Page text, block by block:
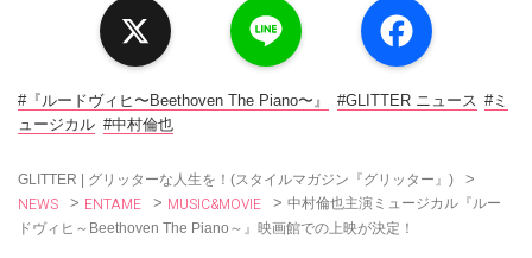
a
c
o
#『ルードヴィヒ〜Beethoven The Piano〜』 #GLITTER ニュース #ミ
ュージカル #中村倫也
GLITTER | グリッターな人生を！(スタイルマガジン『グリッター』) >
NEWS > ENTAME > MUSIC&MOVIE > 中村倫也主演ミュージカル『ルー
ドヴィヒ～Beethoven The Piano～』映画館での上映が決定！